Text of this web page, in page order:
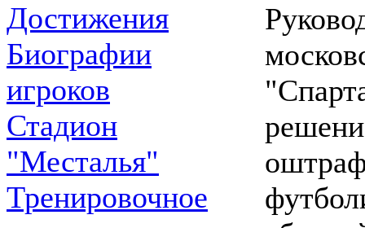
Достижения
Биографии
игроков
Стадион
"Месталья"
Тренировочное